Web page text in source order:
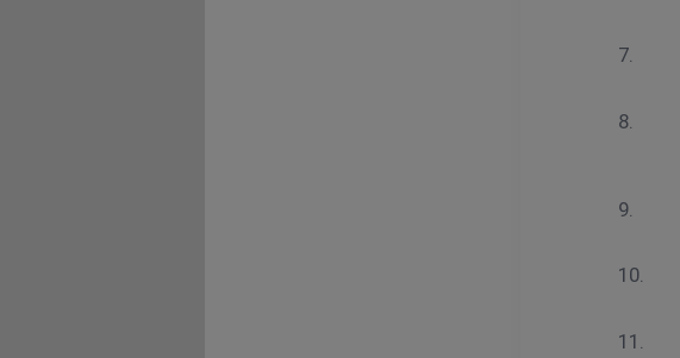
7.
8.
9.
10.
11.